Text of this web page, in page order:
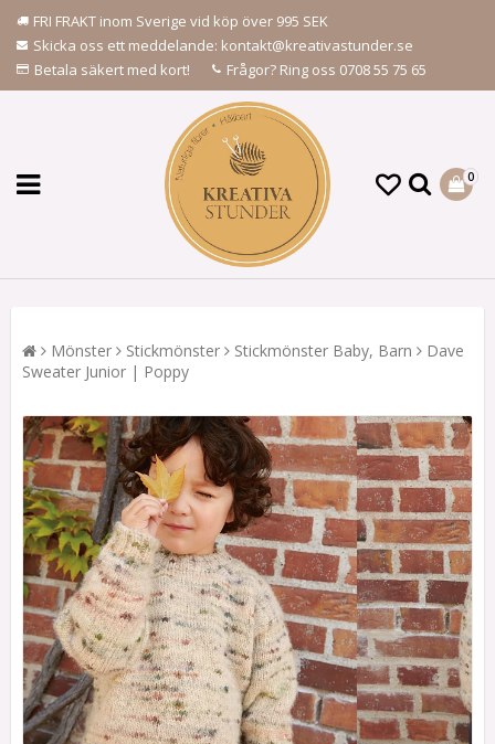
FRI FRAKT inom Sverige vid köp över 995 SEK
Skicka oss ett meddelande: kontakt@kreativastunder.se
Betala säkert med kort!
Frågor? Ring oss 0708 55 75 65
0
Mönster Stickmönster Stickmönster Baby, Barn
Dave
Sweater Junior | Poppy